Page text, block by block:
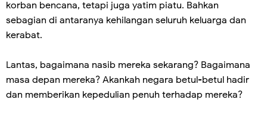
korban bencana, tetapi juga yatim piatu. Bahkan
sebagian di antaranya kehilangan seluruh keluarga dan
kerabat.
Lantas, bagaimana nasib mereka sekarang? Bagaimana
masa depan mereka? Akankah negara betul-betul hadir
dan memberikan kepedulian penuh terhadap mereka?